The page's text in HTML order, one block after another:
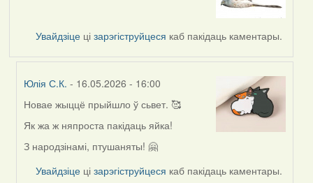
Увайдзіце цізарэгіструйцеся каб пакідаць каментары.
Юлія С.К. - 16.05.2026 - 16:00
In
reply
by
Harrier
Новае жыццё прыйшло ў сьвет. 🥰
Як жа ж няпроста пакідаць яйка!
З народзінамі, птушаняты! 🤗
Увайдзіце цізарэгіструйцеся каб пакідаць каментары.